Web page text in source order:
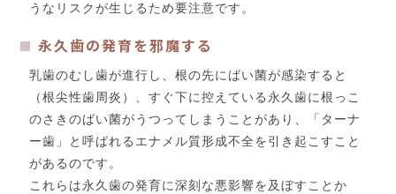
うなリスクが生じるため要注意です。
永久歯の発育を邪魔する
乳歯のむし歯が進行し、根の先にばい菌が感染すると
（根尖性歯周炎）、すぐ下に控えている永久歯に根っこ
のさきのばい菌がうつってしまうことがあり、「ターナ
ー歯」と呼ばれるエナメル質形成不全を引き起こすこと
があるのです。
これらは永久歯の発育に深刻な悪影響を及ぼすことか